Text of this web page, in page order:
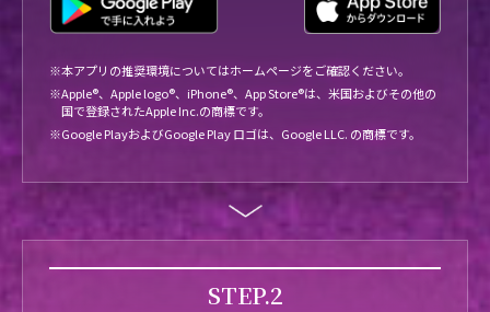
※本アプリの推奨環境についてはホームページをご確認ください。
※Apple®、Apple logo®、iPhone®、App Store®は、米国およびその他の
国で登録されたApple Inc.の商標です。
※Google PlayおよびGoogle Play ロゴは、Google LLC. の商標です。
STEP.2